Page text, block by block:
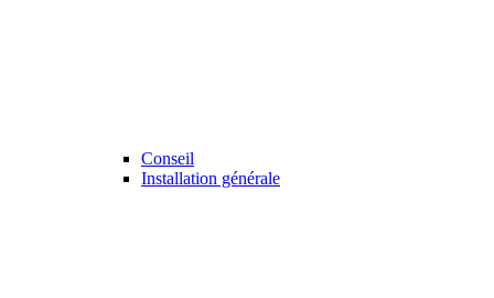
Conseil
Installation générale